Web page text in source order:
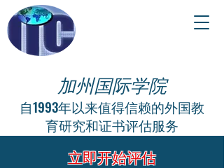
加州国际学院
自1993年以来值得信赖的外国教
育研究和证书评估服务
立即开始评估